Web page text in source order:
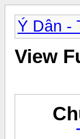
Ý Dân -
View